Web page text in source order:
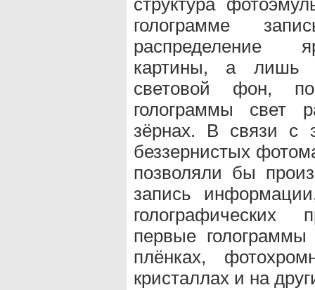
структура
голограмме
распределение
картины, а лишь
световой фон,
голограммы свет
зёрнах. В связи с
беззернистых
позволяли бы
запись
первые
плёнках,
кристаллах и на